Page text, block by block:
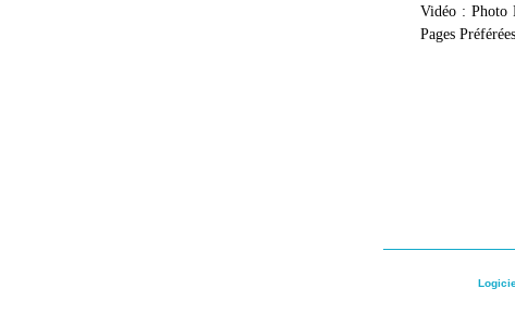
Vidéo : Photo
Pages